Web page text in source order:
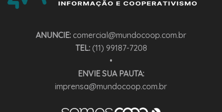
ANUNCIE: comercial@mundocoop.com.br
TEL:(11) 99187-7208
•
ENVIE SUA PAUTA:
imprensa@mundocoop.com.br